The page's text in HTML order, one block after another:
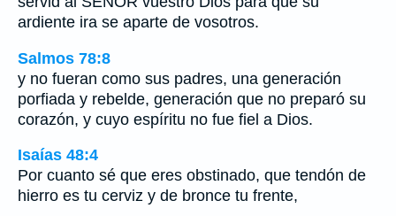
ardiente ira se aparte de vosotros.
Salmos 78:8
y no fueran como sus padres, una generación
porfiada y rebelde, generación que no preparó su
corazón, y cuyo espíritu no fue fiel a Dios.
Isaías 48:4
Por cuanto sé que eres obstinado, que tendón de
hierro es tu cerviz y de bronce tu frente,